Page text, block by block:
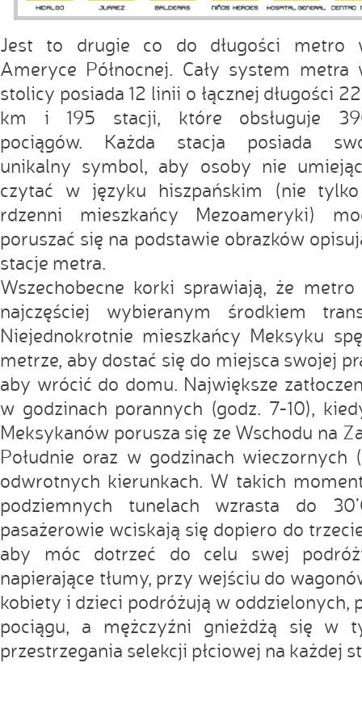
Jest to drugie co do długości metro
Ameryce Północnej. Cały system metra
stolicy posiada 12 linii o łącznej długości
km i 195 stacji, które obsługuje
pociągów. Każda stacja posiada
unikalny symbol, aby osoby nie
czytać w języku hiszpańskim (nie
rdzenni mieszkańcy Mezoameryki)
poruszać się na podstawie obrazków
stacje metra.
Wszechobecne korki sprawiają, że
najczęściej wybieranym środkiem
Niejednokrotnie mieszkańcy Meksyku
metrze, aby dostać się do miejsca swojej
aby wrócić do domu. Największe
w godzinach porannych (godz. 7-10),
Meksykanów porusza się ze Wschodu na
Południe oraz w godzinach wieczornych
odwrotnych kierunkach. W takich
podziemnych tunelach wzrasta do
pasażerowie wciskają się dopiero do
aby móc dotrzeć do celu swej
napierające tłumy, przy wejściu do
kobiety i dzieci podróżują w oddzielonych,
pociągu, a mężczyźni gnieżdżą się w
przestrzegania selekcji płciowej na każdej